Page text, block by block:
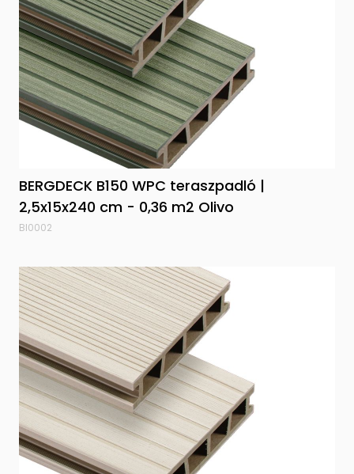
BERGDECK B150 WPC teraszpadló |
2,5x15x240 cm - 0,36 m2 Olivo
BI0002